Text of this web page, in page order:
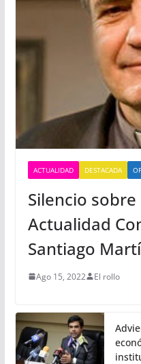
ACTUALIDAD DESTACADA
Silencio
Actualidad
Santiago
Ago 15, 2022 El rollo